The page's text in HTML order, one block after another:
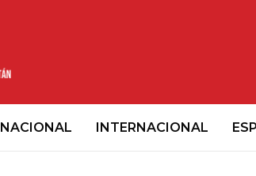
NACIONAL INTERNACIONAL